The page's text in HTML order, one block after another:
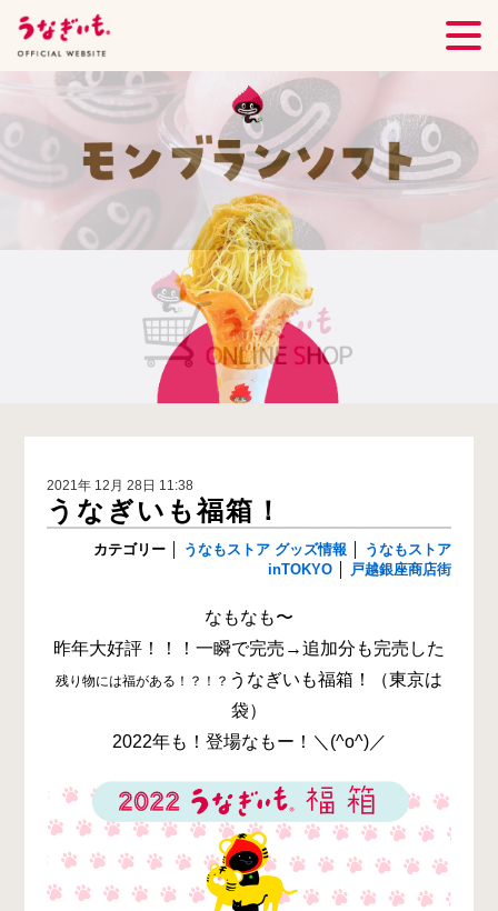
2021年 12月 28日 11:38
うなぎいも福箱！
カテゴリー うなもストア グッズ情報
うなもストア
inTOKYO
戸越銀座商店街
なもなも〜
昨年大好評！！！一瞬で完売→追加分も完売した
残り物には福がある！？！？ うなぎいも福箱！（東京は
袋）
2022年も！登場なもー！＼(^o^)／